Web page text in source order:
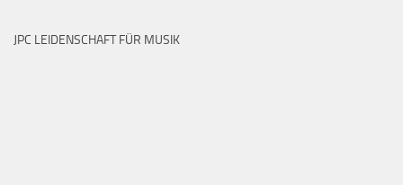
JPC LEIDENSCHAFT FÜR MUSIK